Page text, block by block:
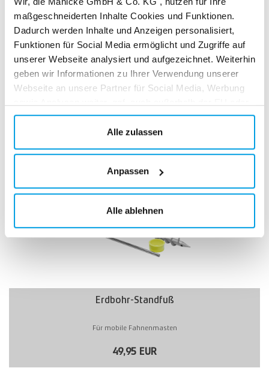
maßgeschneiderten Inhalte Cookies und Funktionen.
Dadurch werden Inhalte und Anzeigen personalisiert,
Funktionen für Social Media ermöglicht und Zugriffe auf
unserer Webseite analysiert und aufgezeichnet. Weiterhin
geben wir Informationen zu Ihrer Verwendung unserer
Webseite an unsere Partner für Social Media, Werbung
des EWR wie den USA. Möglicherweise werden diese
Informationen durch unsere Partner mit weiteren Daten
zusammengeführt, die im Rahmen Ihrer Nutzung
uns genutzten Cookies und Funktionen finden Sie in der
Datenschutzerklärung.
Alle zulassen
Anpassen
Alle ablehnen
* zzgl. Versandkosten
In den Warenkorb
Andere Kunden kauften auch
Erdbohr-Standfuß
Für mobile Fahnenmasten
49,95 EUR